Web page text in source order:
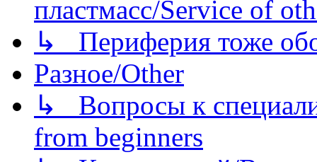
пластмасс/Service of
↳ Периферия тоже
Разное/Other
↳ Вопросы к
from beginners